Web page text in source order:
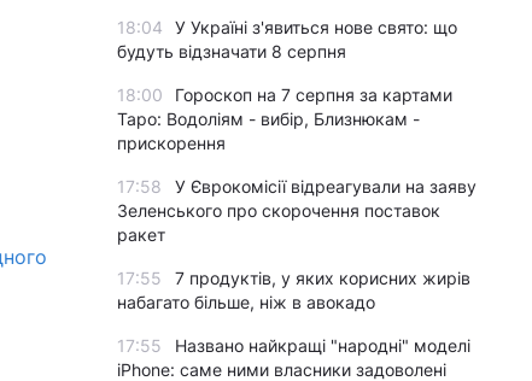
18:04
У Україні з'явиться нове свято: що
будуть відзначати 8 серпня
18:00
Гороскоп на 7 серпня за картами
Таро: Водоліям - вибір, Близнюкам -
прискорення
17:58
У Єврокомісії відреагували на заяву
Зеленського про скорочення поставок
ракет
17:55
7 продуктів, у яких корисних жирів
набагато більше, ніж в авокадо
17:55
Названо найкращі "народні" моделі
iPhone: саме ними власники задоволені